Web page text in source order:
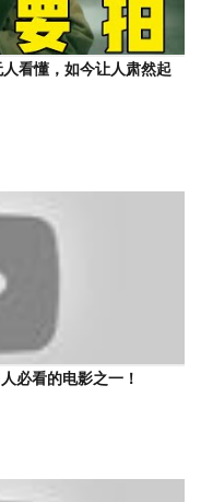
看懂，如今让人肃然起
必看的电影之一！